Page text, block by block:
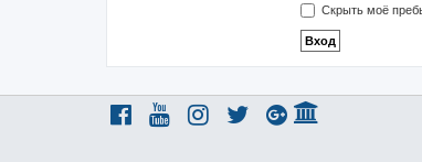
Скрыть моё